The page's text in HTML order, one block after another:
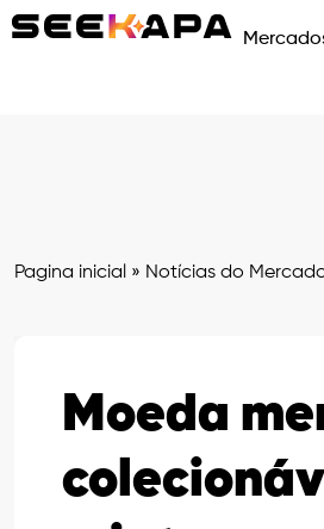
Pagina inicial » Notícias do
Moeda